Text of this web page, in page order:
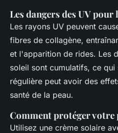
Les dangers des UV pour
Les rayons UV peuvent
fibres de collagène,
et l'apparition de rides. Les
soleil sont cumulatifs, ce
régulière peut avoir des
santé de la peau.
Comment protéger votre
Utilisez une crème solaire